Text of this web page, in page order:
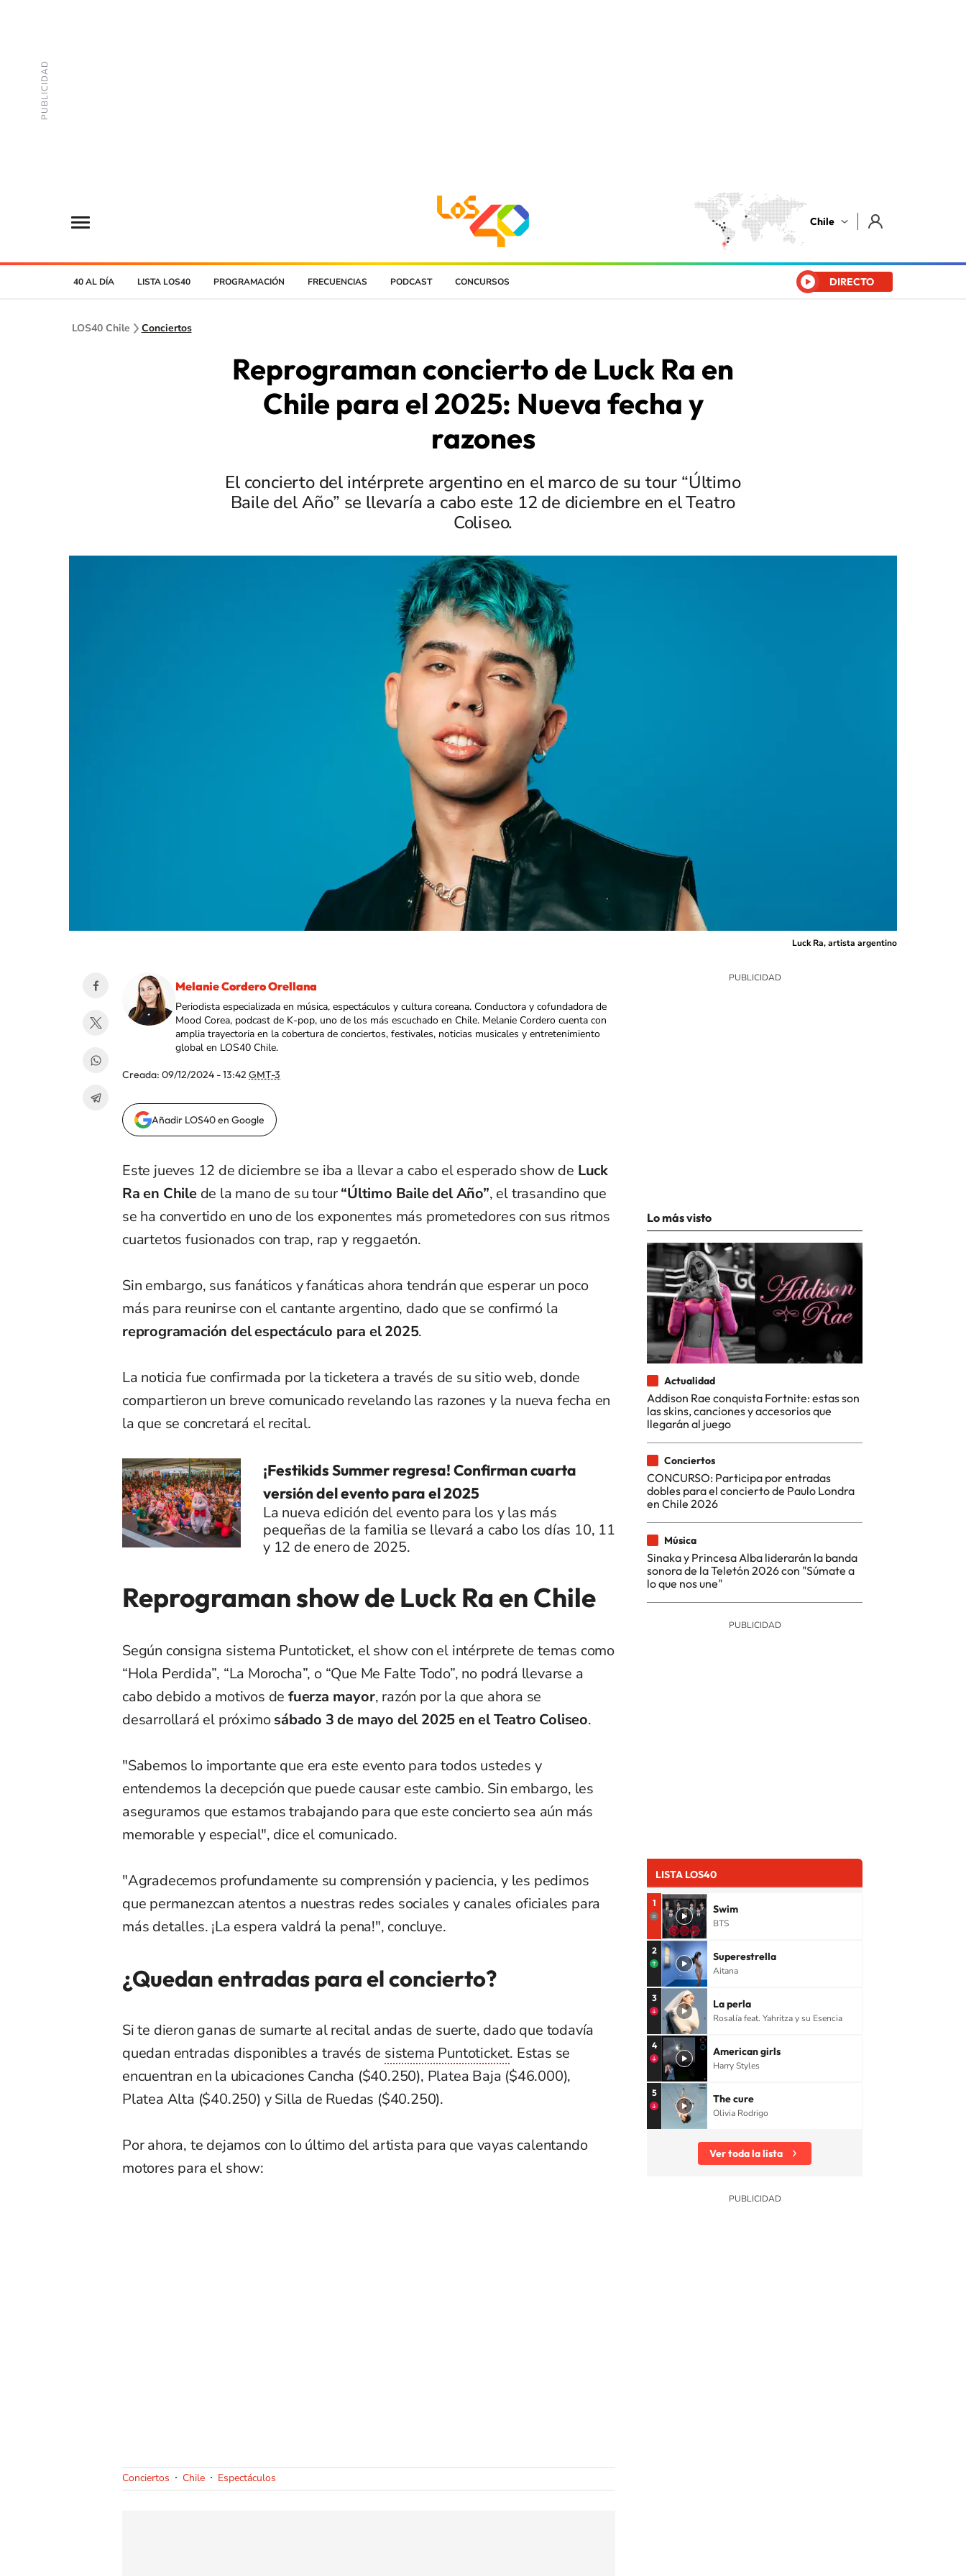
Chile
40 AL DÍA LISTA LOS40 PROGRAMACIÓN FRECUENCIAS PODCAST CONCURSOS DIRECTO
LOS40 Chile Conciertos
Reprograman concierto de Luck Ra en
Chile para el 2025: Nueva fecha y
razones
El concierto del intérprete argentino en el marco de su tour “Último
Baile del Año” se llevaría a cabo este 12 de diciembre en el Teatro
Coliseo.
Luck Ra, artista argentino
Melanie Cordero Orellana
Periodista especializada en música, espectáculos y cultura coreana. Conductora y cofundadora de
Mood Corea, podcast de K-pop, uno de los más escuchado en Chile. Melanie Cordero cuenta con
amplia trayectoria en la cobertura de conciertos, festivales, noticias musicales y entretenimiento
global en LOS40 Chile.
Creada: 09/12/2024 - 13:42 GMT-3
Añadir LOS40 en Google
Este jueves 12 de diciembre se iba a llevar a cabo el esperado show de Luck
Ra en Chilede la mano de su tour“Último Baile del Año”, el trasandino que
se ha convertido en uno de los exponentes más prometedores con sus ritmos
cuartetos fusionados con trap, rap y reggaetón.
Sin embargo, sus fanáticos y fanáticas ahora tendrán que esperar un poco
más para reunirse con el cantante argentino, dado que se confirmó la
reprogramación del espectáculo para el 2025.
La noticia fue confirmada por la ticketera a través de su sitio web, donde
compartieron un breve comunicado revelando las razones y la nueva fecha en
la que se concretará el recital.
¡Festikids Summer regresa! Confirman cuarta
versión del evento para el 2025
La nueva edición del evento para los y las más
pequeñas de la familia se llevará a cabo los días 10, 11
y 12 de enero de 2025.
Reprograman show de Luck Ra en Chile
Según consigna sistema Puntoticket, el show con el intérprete de temas como
“Hola Perdida”, “La Morocha”, o “Que Me Falte Todo”, no podrá llevarse a
cabo debido a motivos defuerza mayor, razón por la que ahora se
desarrollará el próximosábado 3 de mayo del 2025 en el Teatro Coliseo.
"Sabemos lo importante que era este evento para todos ustedes y
entendemos la decepción que puede causar este cambio. Sin embargo, les
aseguramos que estamos trabajando para que este concierto sea aún más
memorable y especial", dice el comunicado.
"Agradecemos profundamente su comprensión y paciencia, y les pedimos
que permanezcan atentos a nuestras redes sociales y canales oficiales para
más detalles. ¡La espera valdrá la pena!", concluye.
¿Quedan entradas para el concierto?
Si te dieron ganas de sumarte al recital andas de suerte, dado que todavía
quedan entradas disponibles a través de sistema Puntoticket. Estas se
encuentran en la ubicaciones Cancha ($40.250), Platea Baja ($46.000),
Platea Alta ($40.250) y Silla de Ruedas ($40.250).
Por ahora, te dejamos con lo último del artista para que vayas calentando
motores para el show:
Conciertos Chile Espectáculos
Lo más visto
Actualidad
Addison Rae conquista Fortnite: estas son
las skins, canciones y accesorios que
llegarán al juego
Conciertos
CONCURSO: Participa por entradas
dobles para el concierto de Paulo Londra
en Chile 2026
Música
Sinaka y Princesa Alba liderarán la banda
sonora de la Teletón 2026 con "Súmate a
lo que nos une"
LISTA LOS40
1 Swim
BTS
2 Superestrella
Aitana
3 La perla
Rosalía feat. Yahritza y su Esencia
4 American girls
Harry Styles
5 The cure
Olivia Rodrigo
Ver toda la lista